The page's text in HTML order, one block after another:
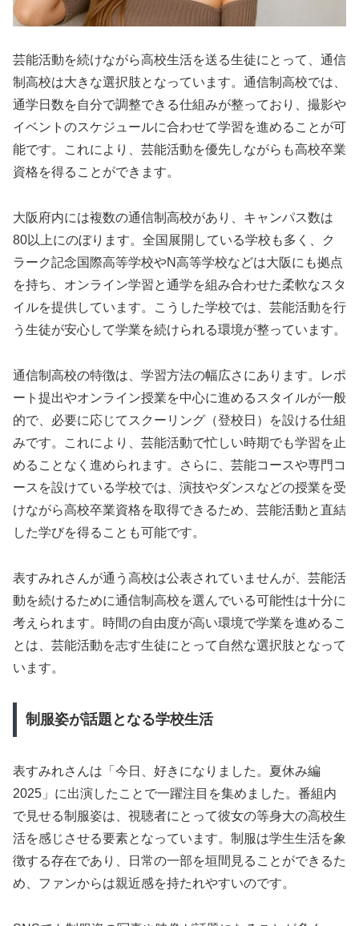
芸能活動を続けながら高校生活を送る生徒にとって、通信
制高校は大きな選択肢となっています。通信制高校では、
通学日数を自分で調整できる仕組みが整っており、撮影や
イベントのスケジュールに合わせて学習を進めることが可
能です。これにより、芸能活動を優先しながらも高校卒業
資格を得ることができます。
大阪府内には複数の通信制高校があり、キャンパス数は
80以上にのぼります。全国展開している学校も多く、ク
ラーク記念国際高等学校やN高等学校などは大阪にも拠点
を持ち、オンライン学習と通学を組み合わせた柔軟なスタ
イルを提供しています。こうした学校では、芸能活動を行
う生徒が安心して学業を続けられる環境が整っています。
通信制高校の特徴は、学習方法の幅広さにあります。レポ
ート提出やオンライン授業を中心に進めるスタイルが一般
的で、必要に応じてスクーリング（登校日）を設ける仕組
みです。これにより、芸能活動で忙しい時期でも学習を止
めることなく進められます。さらに、芸能コースや専門コ
ースを設けている学校では、演技やダンスなどの授業を受
けながら高校卒業資格を取得できるため、芸能活動と直結
した学びを得ることも可能です。
表すみれさんが通う高校は公表されていませんが、芸能活
動を続けるために通信制高校を選んでいる可能性は十分に
考えられます。時間の自由度が高い環境で学業を進めるこ
とは、芸能活動を志す生徒にとって自然な選択肢となって
います。
制服姿が話題となる学校生活
表すみれさんは「今日、好きになりました。夏休み編
2025」に出演したことで一躍注目を集めました。番組内
で見せる制服姿は、視聴者にとって彼女の等身大の高校生
活を感じさせる要素となっています。制服は学生生活を象
徴する存在であり、日常の一部を垣間見ることができるた
め、ファンからは親近感を持たれやすいのです。